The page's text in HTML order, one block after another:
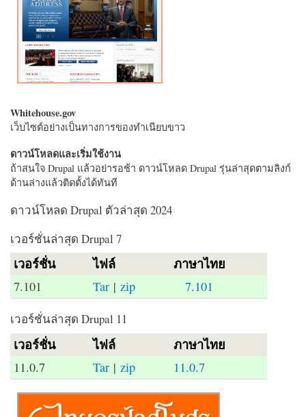
Whitehouse.gov
เว็บไซต์อย่างเป็นทางการของทำเนียบขาว
ดาวน์โหลดและเริ่มใช้งาน
ถ้าสนใจ Drupal แล้วอย่ารอช้า ดาวน์โหลด Drupal รุ่นล่าสุดตามลิงก์
ด้านล่างแล้วติดตั้งได้ทันที
ดาวน์โหลด Drupal ตัวล่าสุด 2024
เวอร์ชั่นล่าสุด Drupal 7
เวอร์ชั่น ไฟล์ ภาษาไทย
7.101 Tar |zip 7.101
เวอร์ชั่นล่าสุด Drupal 11
เวอร์ชั่น ไฟล์ ภาษาไทย
11.0.7 Tar | zip 11.0.7